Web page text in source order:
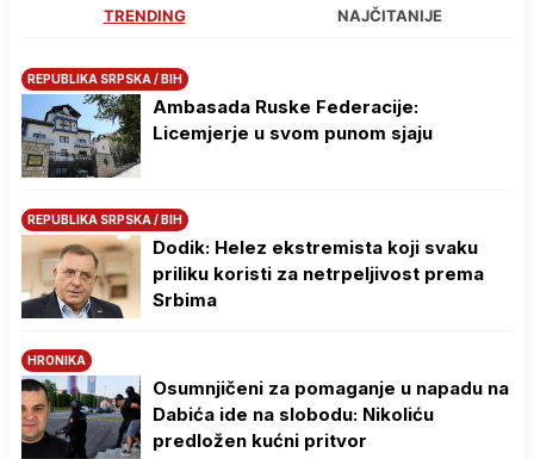
TRENDING NAJČITANIJE
REPUBLIKA SRPSKA / BIH
Ambasada Ruske Federacije:
Licemjerje u svom punom sjaju
REPUBLIKA SRPSKA / BIH
Dodik: Helez ekstremista koji svaku
priliku koristi za netrpeljivost prema
Srbima
HRONIKA
Osumnjičeni za pomaganje u napadu na
Dabića ide na slobodu: Nikoliću
predložen kućni pritvor